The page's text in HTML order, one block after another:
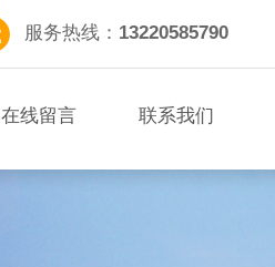
服务热线： 13220585790
在线留言 联系我们